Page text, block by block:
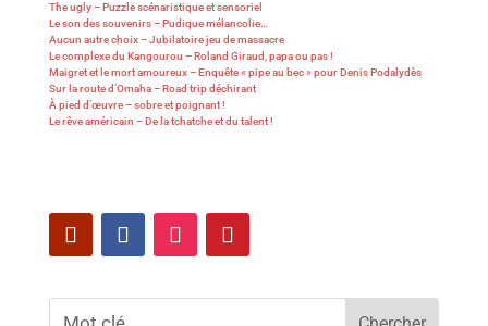
The ugly – Puzzle scénaristique et sensoriel
Le son des souvenirs – Pudique mélancolie…
Aucun autre choix – Jubilatoire jeu de massacre
Le complexe du Kangourou – Roland Giraud, papa ou pas !
Maigret et le mort amoureux – Enquête « pipe au bec » pour Denis Podalydès
Sur la route d’Omaha – Road trip déchirant
À pied d’œuvre – sobre et poignant !
Le rêve américain – De la tchatche et du talent !